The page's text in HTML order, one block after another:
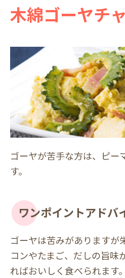
木綿ゴーヤチ
ゴーヤが苦手な方は、ピー
す。
ワンポイントアドバ
ゴーヤは苦みがありますが
コンやたまご、だしの旨味
ればおいしく食べられます。